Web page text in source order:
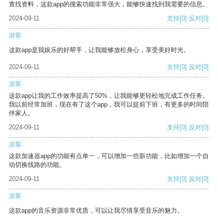
查找资料，这款app的搜索功能非常强大，能够快速找到我需要的信息。
2024-09-11
支持[0] 反对[0]
游客
这款app是我娱乐的好帮手，让我能够放松身心，享受美好时光。
2024-09-11 支持[0] 反对[0]
游客
这款app让我的工作效率提高了50%，让我能够更轻松地完成工作任务。
我以前经常加班，现在有了这个app，我可以提前下班，有更多的时间陪
伴家人。
2024-09-11
支持[0] 反对[0]
游客
这款加速器app的功能有点单一，可以增加一些新功能，比如增加一个自
动切换线路的功能。
2024-09-11
支持[0] 反对[0]
游客
这款app的音乐资源非常优质，可以让我尽情享受音乐的魅力。